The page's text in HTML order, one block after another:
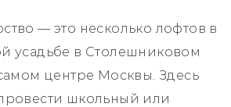
— это несколько лофтов в
усадьбе в Столешниковом
центре Москвы. Здесь
школьный или